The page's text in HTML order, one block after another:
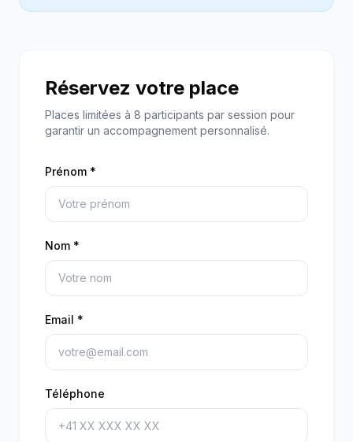
Réservez votre place
Places limitées à 8 participants par session pour
garantir un accompagnement personnalisé.
Prénom *
Nom *
Email *
Téléphone